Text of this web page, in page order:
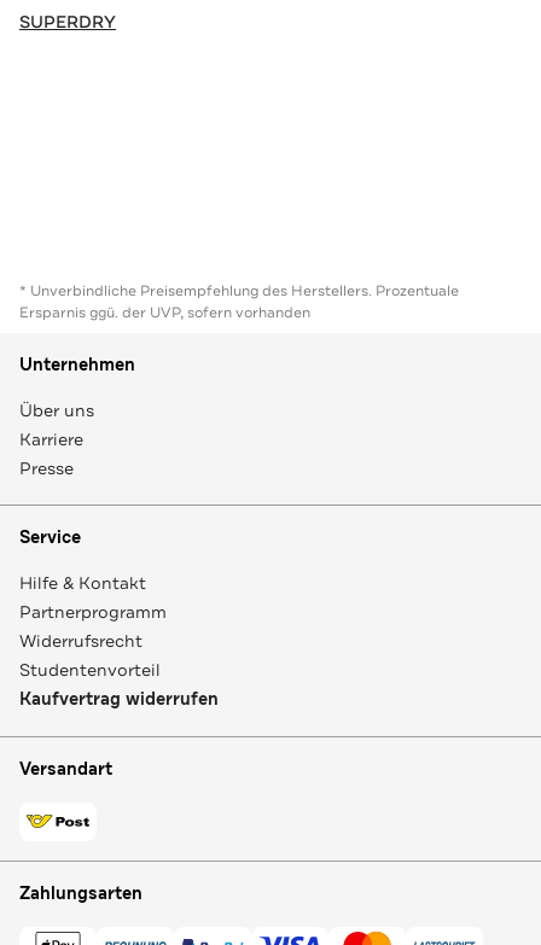
SUPERDRY
* Unverbindliche Preisempfehlung des Herstellers. Prozentuale
Ersparnis ggü. der UVP, sofern vorhanden
Unternehmen
Über uns
Karriere
Presse
Service
Hilfe & Kontakt
Partnerprogramm
Widerrufsrecht
Studentenvorteil
Kaufvertrag widerrufen
Versandart
Zahlungsarten